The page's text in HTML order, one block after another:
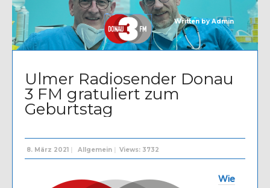
Written byAdmin
Ulmer Radiosender Donau
3 FM gratuliert zum
Geburtstag
8. März 2021 Allgemein Views: 3732
Wie